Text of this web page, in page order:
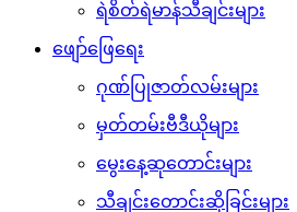
ရဲစိတ်ရဲမာန်သီချင်းများ
ဖျော်ဖြေရေး
ဂုဏ်ပြုဇာတ်လမ်းများ
မှတ်တမ်းဗီဒီယိုများ
မွေးနေ့ဆုတောင်းများ
သီချင်းတောင်းဆိုခြင်းများ